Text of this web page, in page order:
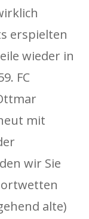
erspielten
wieder in
FC
mit
wir Sie
alte)